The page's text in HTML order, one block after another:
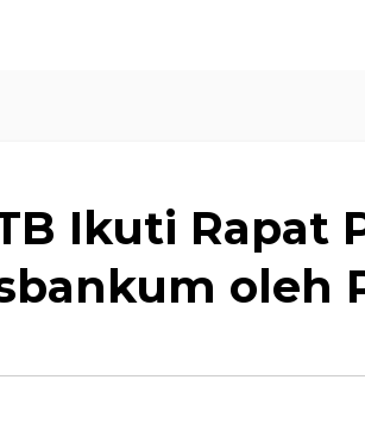
Ikuti Rapat
oleh